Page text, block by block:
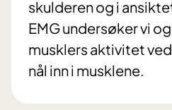
skulderen og i
EMG undersøker vi
musklers aktivitet
nål inn i musklene.